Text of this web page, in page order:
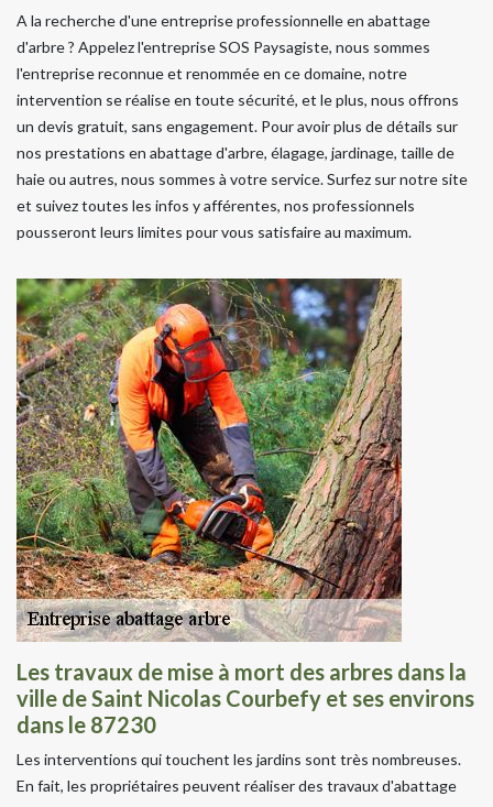
A la recherche d'une entreprise professionnelle en abattage
d'arbre ? Appelez l'entreprise SOS Paysagiste, nous sommes
l'entreprise reconnue et renommée en ce domaine, notre
intervention se réalise en toute sécurité, et le plus, nous offrons
un devis gratuit, sans engagement. Pour avoir plus de détails sur
nos prestations en abattage d'arbre, élagage, jardinage, taille de
haie ou autres, nous sommes à votre service. Surfez sur notre site
et suivez toutes les infos y afférentes, nos professionnels
pousseront leurs limites pour vous satisfaire au maximum.
Les travaux de mise à mort des arbres dans la
ville de Saint Nicolas Courbefy et ses environs
dans le 87230
Les interventions qui touchent les jardins sont très nombreuses.
En fait, les propriétaires peuvent réaliser des travaux d'abattage